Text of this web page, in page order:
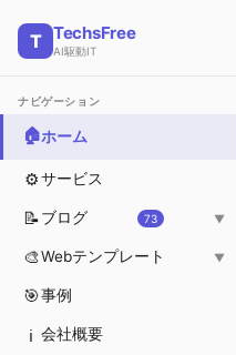
T TechsFree
AI駆動IT
ナビゲーション
🏠ホーム
⚙️サービス
📝ブログ 73 ▼
すべて
🤖
🎨Webテンプレート ▼
🗂️ すべて
💻 IT・テクノロジー
🎯事例
ℹ️ 会社概要